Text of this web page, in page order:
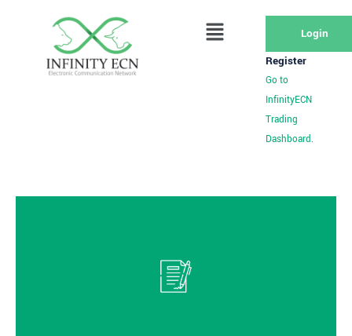
Login
Register
Go to
InfinityECN
Trading
Dashboard.